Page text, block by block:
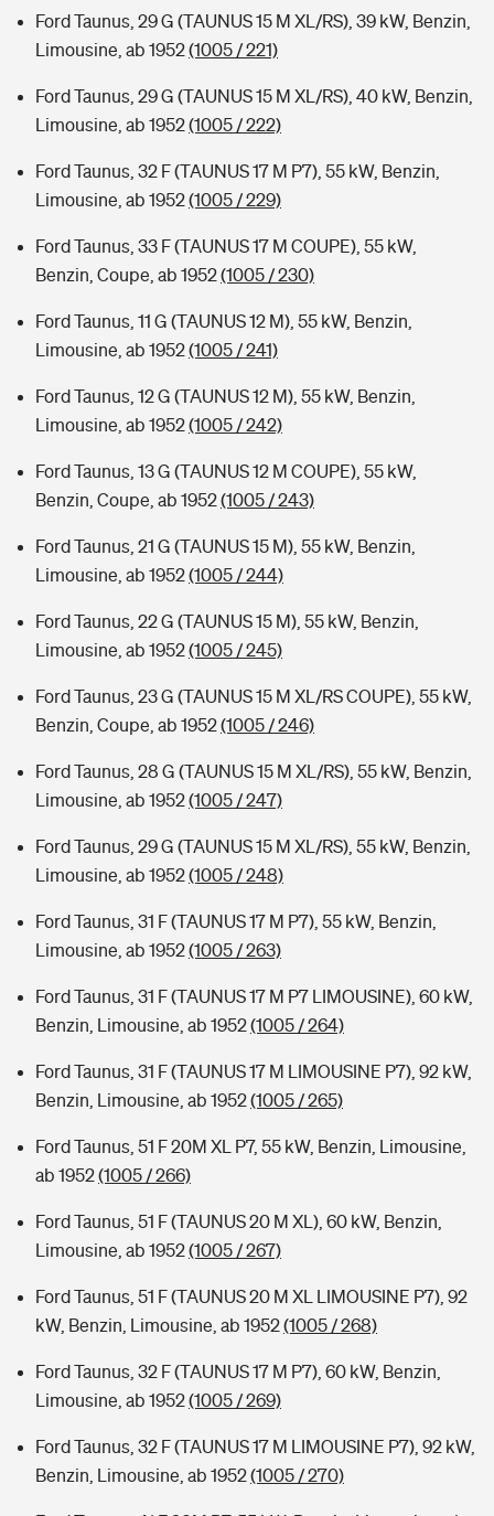
Ford Taunus, 29 G (TAUNUS 15 M XL/RS), 39 kW, Benzin,
Limousine, ab 1952(1005 / 221)
Ford Taunus, 29 G (TAUNUS 15 M XL/RS), 40 kW, Benzin,
Limousine, ab 1952(1005 / 222)
Ford Taunus, 32 F (TAUNUS 17 M P7), 55 kW, Benzin,
Limousine, ab 1952(1005 / 229)
Ford Taunus, 33 F (TAUNUS 17 M COUPE), 55 kW,
Benzin, Coupe, ab 1952(1005 / 230)
Ford Taunus, 11 G (TAUNUS 12 M), 55 kW, Benzin,
Limousine, ab 1952(1005 / 241)
Ford Taunus, 12 G (TAUNUS 12 M), 55 kW, Benzin,
Limousine, ab 1952(1005 / 242)
Ford Taunus, 13 G (TAUNUS 12 M COUPE), 55 kW,
Benzin, Coupe, ab 1952(1005 / 243)
Ford Taunus, 21 G (TAUNUS 15 M), 55 kW, Benzin,
Limousine, ab 1952(1005 / 244)
Ford Taunus, 22 G (TAUNUS 15 M), 55 kW, Benzin,
Limousine, ab 1952(1005 / 245)
Ford Taunus, 23 G (TAUNUS 15 M XL/RS COUPE), 55 kW,
Benzin, Coupe, ab 1952(1005 / 246)
Ford Taunus, 28 G (TAUNUS 15 M XL/RS), 55 kW, Benzin,
Limousine, ab 1952(1005 / 247)
Ford Taunus, 29 G (TAUNUS 15 M XL/RS), 55 kW, Benzin,
Limousine, ab 1952(1005 / 248)
Ford Taunus, 31 F (TAUNUS 17 M P7), 55 kW, Benzin,
Limousine, ab 1952(1005 / 263)
Ford Taunus, 31 F (TAUNUS 17 M P7 LIMOUSINE), 60 kW,
Benzin, Limousine, ab 1952(1005 / 264)
Ford Taunus, 31 F (TAUNUS 17 M LIMOUSINE P7), 92 kW,
Benzin, Limousine, ab 1952(1005 / 265)
Ford Taunus, 51 F 20M XL P7, 55 kW, Benzin, Limousine,
ab 1952(1005 / 266)
Ford Taunus, 51 F (TAUNUS 20 M XL), 60 kW, Benzin,
Limousine, ab 1952(1005 / 267)
Ford Taunus, 51 F (TAUNUS 20 M XL LIMOUSINE P7), 92
kW, Benzin, Limousine, ab 1952(1005 / 268)
Ford Taunus, 32 F (TAUNUS 17 M P7), 60 kW, Benzin,
Limousine, ab 1952(1005 / 269)
Ford Taunus, 32 F (TAUNUS 17 M LIMOUSINE P7), 92 kW,
Benzin, Limousine, ab 1952(1005 / 270)